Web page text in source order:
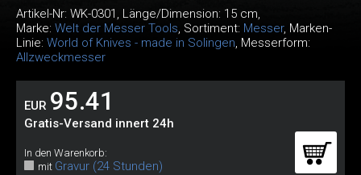
Artikel-Nr: WK-0301 , Länge/Dimension: 15 cm,
Marke: Welt der Messer Tools, Sortiment: Messer, Marken-
Linie: World of Knives - made in Solingen, Messerform:
Allzweckmesser
EUR 95.41
Gratis-Versand innert 24h
In den Warenkorb:
mit Gravur (24 Stunden)